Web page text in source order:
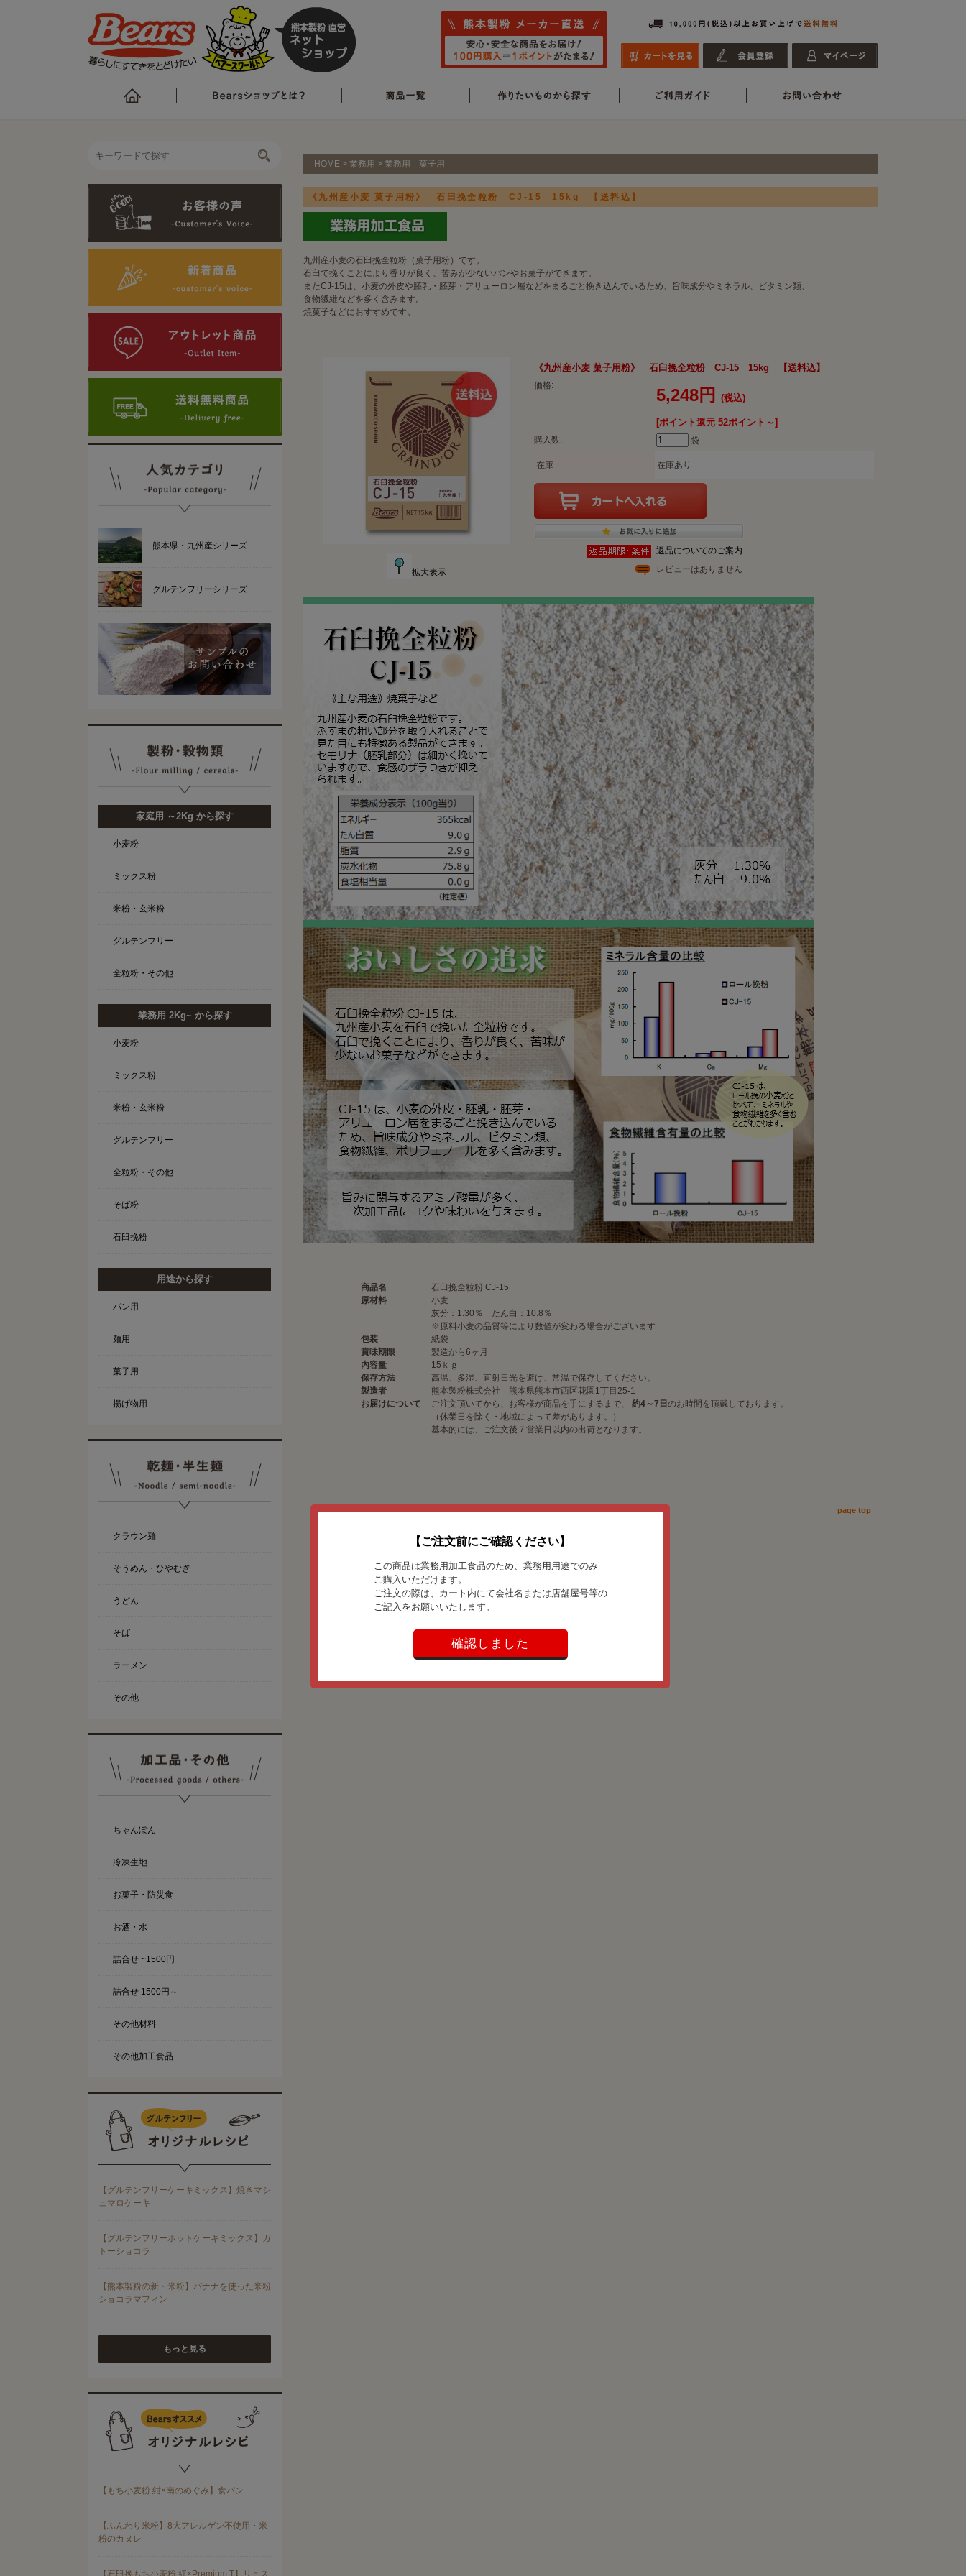
熊本県・九州産シリーズ
グルテンフリーシリーズ
家庭用 ～2Kg から探す
小麦粉
ミックス粉
米粉・玄米粉
グルテンフリー
全粒粉・その他
業務用 2Kg~ から探す
小麦粉
ミックス粉
米粉・玄米粉
グルテンフリー
全粒粉・その他
そば粉
石臼挽粉
用途から探す
パン用
麺用
菓子用
揚げ物用
クラウン麺
そうめん・ひやむぎ
うどん
そば
ラーメン
その他
ちゃんぽん
冷凍生地
お菓子・防災食
お酒・水
詰合せ ~1500円
詰合せ 1500円～
その他材料
その他加工食品
もっと見る
HOME > 業務用 > 業務用 菓子用
《九州産小麦 菓子用粉》 石臼挽全粒粉 CJ-15 15kg 【送料込】
九州産小麦の石臼挽全粒粉（菓子用粉）です。
石臼で挽くことにより香りが良く、苦みが少ないパンやお菓子ができます。
またCJ-15は、小麦の外皮や胚乳・胚芽・アリューロン層などをまるごと挽き込んでいるため、旨味成分やミネラル、ビタミン類、
食物繊維などを多く含みます。
焼菓子などにおすすめです。
拡大表示
《九州産小麦 菓子用粉》 石臼挽全粒粉 CJ-15 15kg 【送料込】
価格: 5,248円 (税込)
[ポイント還元 52ポイント～]
購入数: 袋
在庫 在庫あり
返品についてのご案内
レビューはありません
商品名
石臼挽全粒粉 CJ-15
原材料
小麦
灰分：1.30％ たん白：10.8％
※原料小麦の品質等により数値が変わる場合がございます
包装
紙袋
賞味期限
製造から6ヶ月
内容量
15ｋｇ
保存方法
高温、多湿、直射日光を避け、常温で保存してください。
製造者
熊本製粉株式会社 熊本県熊本市西区花園1丁目25-1
お届けについて
ご注文頂いてから、お客様が商品を手にするまで、 約4～7日 のお時間を頂戴しております。
（休業日を除く・地域によって差があります。）
基本的には、ご注文後７営業日以内の出荷となります。
page top
【ご注文前にご確認ください】
この商品は業務用加工食品のため、業務用用途でのみ
ご購入いただけます。
ご注文の際は、カート内にて会社名または店舗屋号等の
ご記入をお願いいたします。
確認しました